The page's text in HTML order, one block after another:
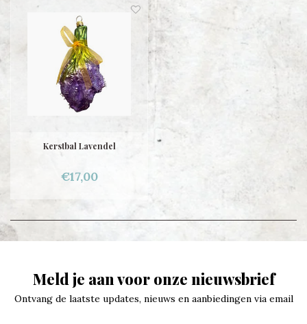
Kerstbal Lavendel
€17,00
Meld je aan voor onze nieuwsbrief
Ontvang de laatste updates, nieuws en aanbiedingen via email